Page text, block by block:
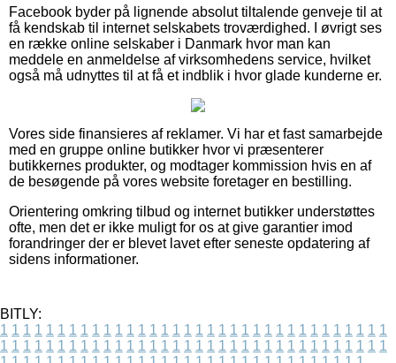
Facebook byder på lignende absolut tiltalende genveje til at
få kendskab til internet selskabets troværdighed. I øvrigt ses
en række online selskaber i Danmark hvor man kan
meddele en anmeldelse af virksomhedens service, hvilket
også må udnyttes til at få et indblik i hvor glade kunderne er.
Vores side finansieres af reklamer. Vi har et fast samarbejde
med en gruppe online butikker hvor vi præsenterer
butikkernes produkter, og modtager kommission hvis en af
de besøgende på vores website foretager en bestilling.
Orientering omkring tilbud og internet butikker understøttes
ofte, men det er ikke muligt for os at give garantier imod
forandringer der er blevet lavet efter seneste opdatering af
sidens informationer.
BITLY:
1 1 1 1 1 1 1 1 1 1 1 1 1 1 1 1 1 1 1 1 1 1 1 1 1 1 1 1 1 1 1 1 1 1
1 1 1 1 1 1 1 1 1 1 1 1 1 1 1 1 1 1 1 1 1 1 1 1 1 1 1 1 1 1 1 1 1 1